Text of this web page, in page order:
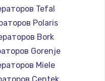
сенсора
Tefal
Polaris
Bork
Gorenje
Miele
Centek